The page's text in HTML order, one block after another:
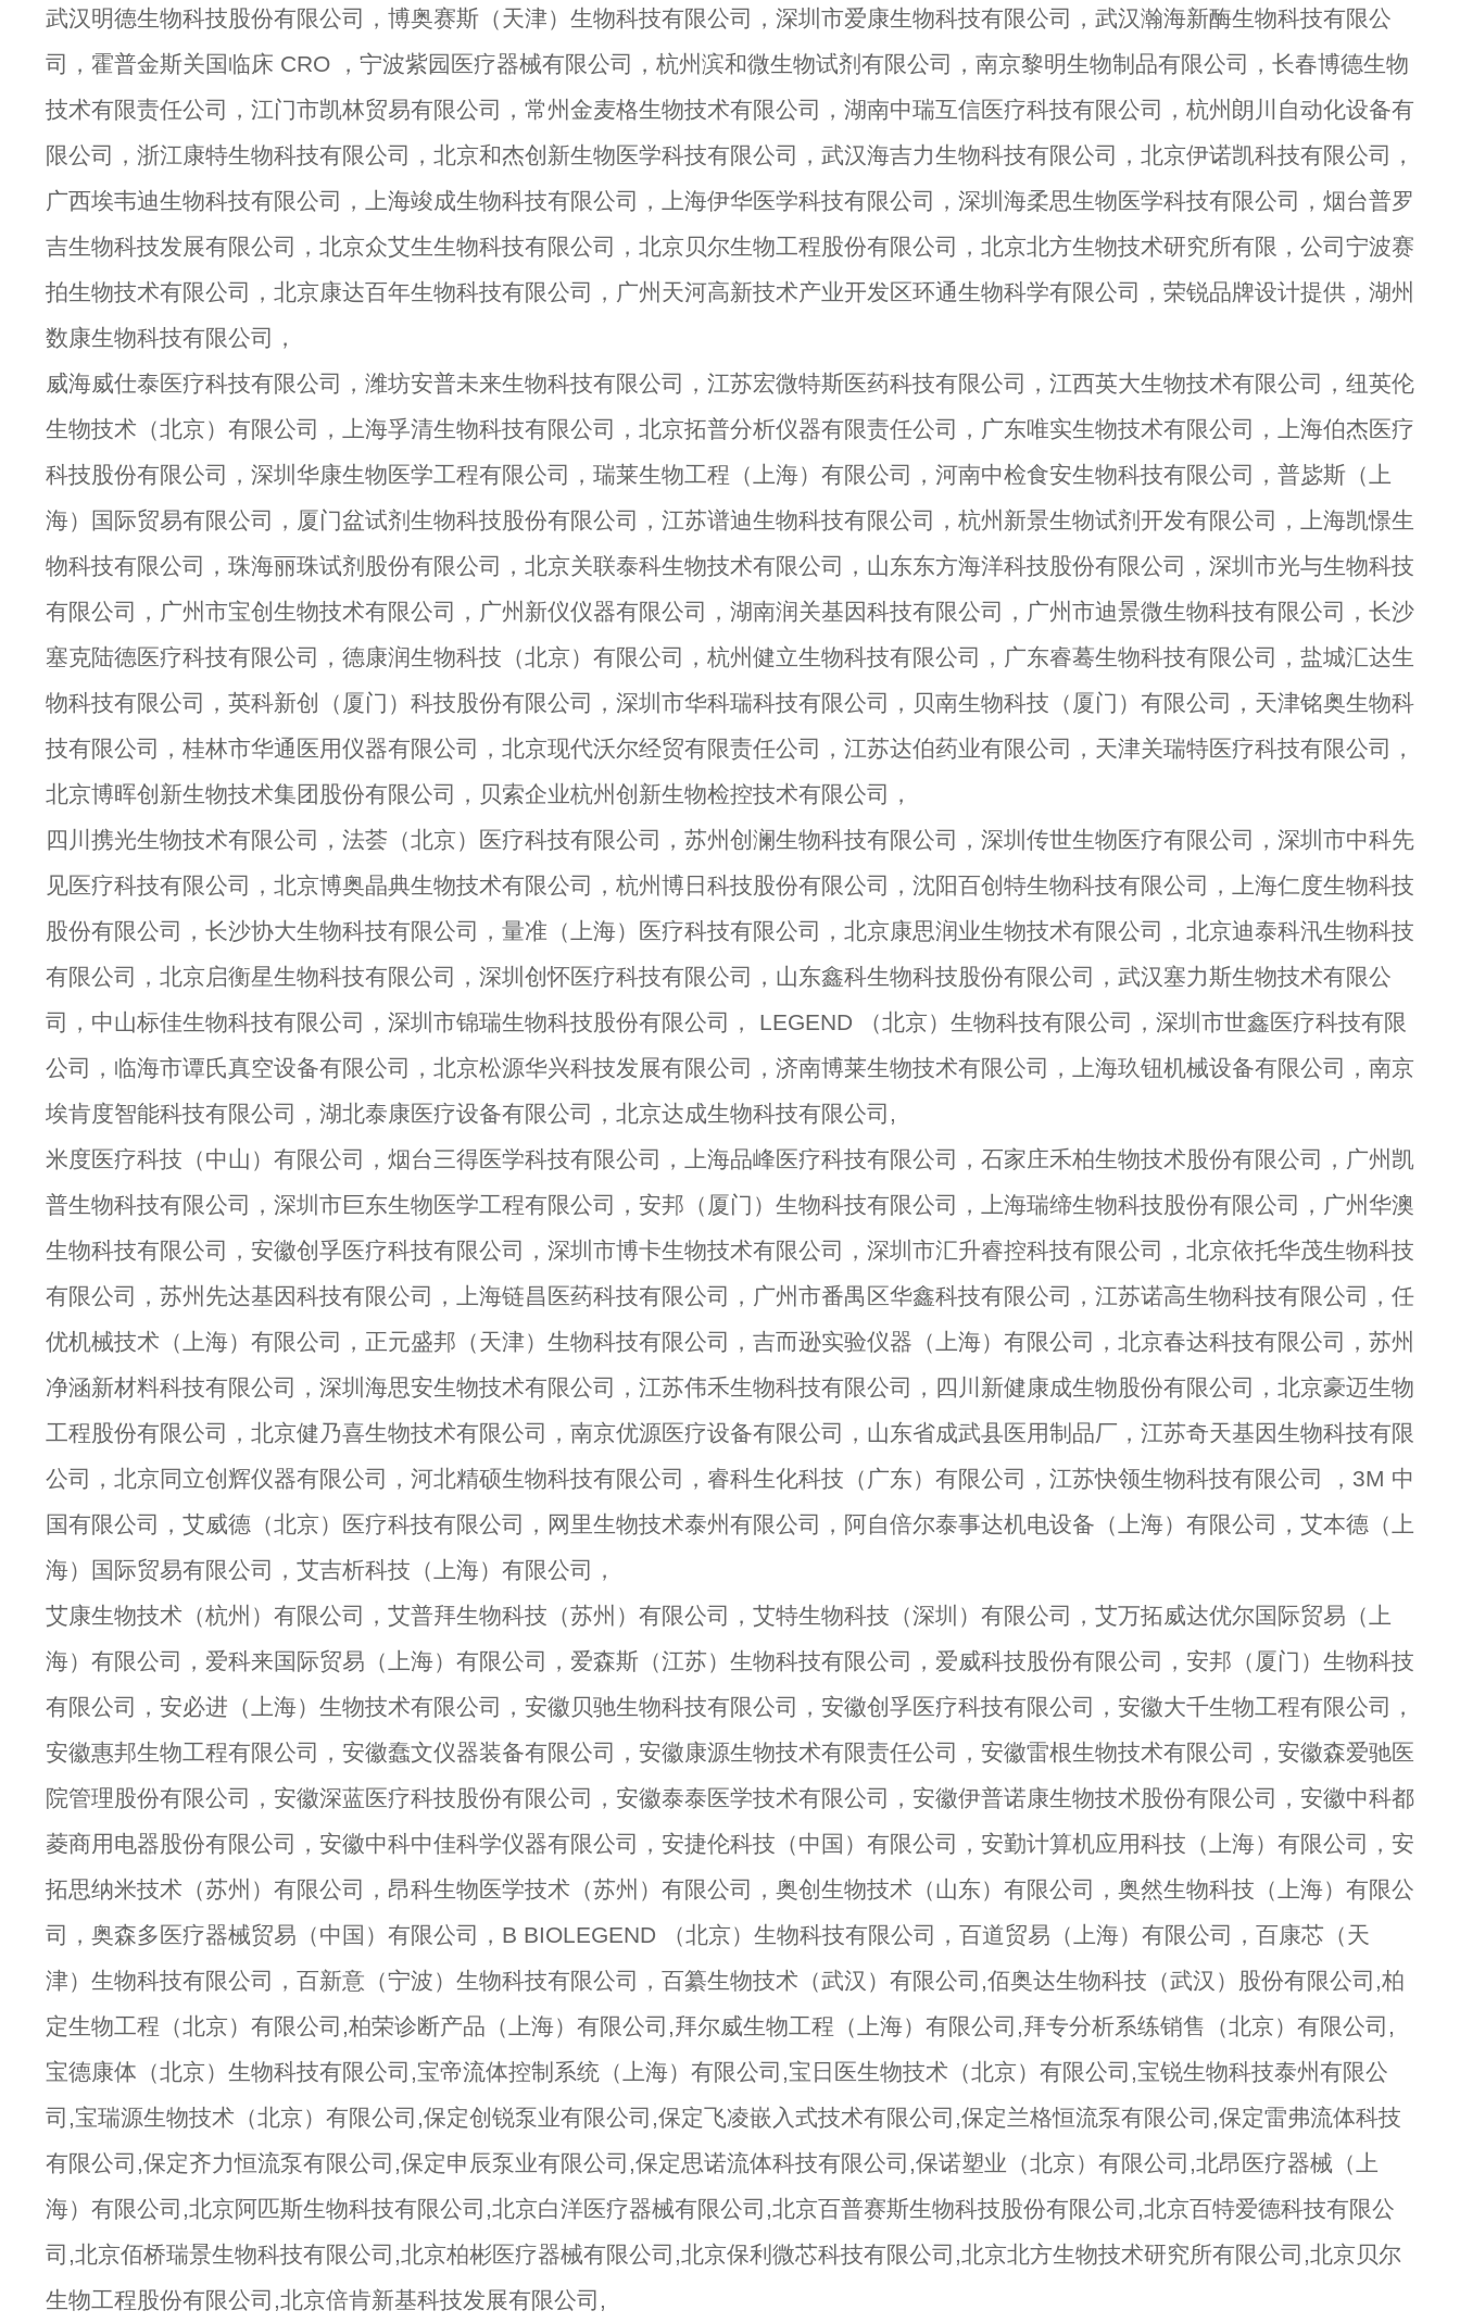
武汉明德生物科技股份有限公司，博奥赛斯（天津）生物科技有限公司，深圳市爱康生物科技有限公司，武汉瀚海新酶生物科技有限公
司，霍普金斯关国临床 CRO ，宁波紫园医疗器械有限公司，杭州滨和微生物试剂有限公司，南京黎明生物制品有限公司，长春博德生物
技术有限责任公司，江门市凯林贸易有限公司，常州金麦格生物技术有限公司，湖南中瑞互信医疗科技有限公司，杭州朗川自动化设备有
限公司，浙江康特生物科技有限公司，北京和杰创新生物医学科技有限公司，武汉海吉力生物科技有限公司，北京伊诺凯科技有限公司，
广西埃韦迪生物科技有限公司，上海竣成生物科技有限公司，上海伊华医学科技有限公司，深圳海柔思生物医学科技有限公司，烟台普罗
吉生物科技发展有限公司，北京众艾生生物科技有限公司，北京贝尔生物工程股份有限公司，北京北方生物技术研究所有限，公司宁波赛
拍生物技术有限公司，北京康达百年生物科技有限公司，广州天河高新技术产业开发区环通生物科学有限公司， 荣锐品牌设计提供 ，湖州
数康生物科技有限公司，
威海威仕泰医疗科技有限公司，潍坊安普未来生物科技有限公司，江苏宏微特斯医药科技有限公司，江西英大生物技术有限公司，纽英伦
生物技术（北京）有限公司，上海孚清生物科技有限公司，北京拓普分析仪器有限责任公司，广东唯实生物技术有限公司，上海伯杰医疗
科技股份有限公司，深圳华康生物医学工程有限公司，瑞莱生物工程（上海）有限公司，河南中检食安生物科技有限公司，普毖斯（上
海）国际贸易有限公司，厦门盆试剂生物科技股份有限公司，江苏谱迪生物科技有限公司，杭州新景生物试剂开发有限公司，上海凯憬生
物科技有限公司，珠海丽珠试剂股份有限公司，北京关联泰科生物技术有限公司，山东东方海洋科技股份有限公司，深圳市光与生物科技
有限公司，广州市宝创生物技术有限公司，广州新仪仪器有限公司，湖南润关基因科技有限公司，广州市迪景微生物科技有限公司，长沙
塞克陆德医疗科技有限公司，德康润生物科技（北京）有限公司，杭州健立生物科技有限公司，广东睿蓦生物科技有限公司，盐城汇达生
物科技有限公司，英科新创（厦门）科技股份有限公司，深圳市华科瑞科技有限公司，贝南生物科技（厦门）有限公司，天津铭奥生物科
技有限公司，桂林市华通医用仪器有限公司，北京现代沃尔经贸有限责任公司，江苏达伯药业有限公司，天津关瑞特医疗科技有限公司，
北京博晖创新生物技术集团股份有限公司，贝索企业杭州创新生物检控技术有限公司，
四川携光生物技术有限公司，法荟（北京）医疗科技有限公司，苏州创澜生物科技有限公司，深圳传世生物医疗有限公司，深圳市中科先
见医疗科技有限公司，北京博奥晶典生物技术有限公司，杭州博日科技股份有限公司，沈阳百创特生物科技有限公司，上海仁度生物科技
股份有限公司，长沙协大生物科技有限公司，量准（上海）医疗科技有限公司，北京康思润业生物技术有限公司，北京迪泰科汛生物科技
有限公司，北京启衡星生物科技有限公司，深圳创怀医疗科技有限公司，山东鑫科生物科技股份有限公司，武汉塞力斯生物技术有限公
司，中山标佳生物科技有限公司，深圳市锦瑞生物科技股份有限公司， LEGEND （北京）生物科技有限公司，深圳市世鑫医疗科技有限
公司，临海市谭氏真空设备有限公司，北京松源华兴科技发展有限公司，济南博莱生物技术有限公司，上海玖钮机械设备有限公司，南京
埃肯度智能科技有限公司，湖北泰康医疗设备有限公司，北京达成生物科技有限公司,
米度医疗科技（中山）有限公司，烟台三得医学科技有限公司，上海品峰医疗科技有限公司，石家庄禾柏生物技术股份有限公司，广州凯
普生物科技有限公司，深圳市巨东生物医学工程有限公司，安邦（厦门）生物科技有限公司，上海瑞缔生物科技股份有限公司，广州华澳
生物科技有限公司，安徽创孚医疗科技有限公司，深圳市博卡生物技术有限公司，深圳市汇升睿控科技有限公司，北京依托华茂生物科技
有限公司，苏州先达基因科技有限公司，上海链昌医药科技有限公司，广州市番禺区华鑫科技有限公司，江苏诺高生物科技有限公司，任
优机械技术（上海）有限公司，正元盛邦（天津）生物科技有限公司，吉而逊实验仪器（上海）有限公司，北京春达科技有限公司，苏州
净涵新材料科技有限公司，深圳海思安生物技术有限公司，江苏伟禾生物科技有限公司，四川新健康成生物股份有限公司，北京豪迈生物
工程股份有限公司，北京健乃喜生物技术有限公司，南京优源医疗设备有限公司，山东省成武县医用制品厂，江苏奇天基因生物科技有限
公司，北京同立创辉仪器有限公司，河北精硕生物科技有限公司，睿科生化科技（广东）有限公司，江苏快领生物科技有限公司 ，3M 中
国有限公司，艾威德（北京）医疗科技有限公司，网里生物技术泰州有限公司，阿自倍尔泰事达机电设备（上海）有限公司，艾本德（上
海）国际贸易有限公司，艾吉析科技（上海）有限公司，
艾康生物技术（杭州）有限公司，艾普拜生物科技（苏州）有限公司，艾特生物科技（深圳）有限公司，艾万拓威达优尔国际贸易（上
海）有限公司，爱科来国际贸易（上海）有限公司，爱森斯（江苏）生物科技有限公司，爱威科技股份有限公司，安邦（厦门）生物科技
有限公司，安必进（上海）生物技术有限公司，安徽贝驰生物科技有限公司，安徽创孚医疗科技有限公司，安徽大千生物工程有限公司，
安徽惠邦生物工程有限公司，安徽蠢文仪器装备有限公司，安徽康源生物技术有限责任公司，安徽雷根生物技术有限公司，安徽森爱驰医
院管理股份有限公司，安徽深蓝医疗科技股份有限公司，安徽泰泰医学技术有限公司，安徽伊普诺康生物技术股份有限公司，安徽中科都
菱商用电器股份有限公司，安徽中科中佳科学仪器有限公司，安捷伦科技（中国）有限公司，安勤计算机应用科技（上海）有限公司，安
拓思纳米技术（苏州）有限公司，昂科生物医学技术（苏州）有限公司，奥创生物技术（山东）有限公司，奥然生物科技（上海）有限公
司，奥森多医疗器械贸易（中国）有限公司，B BIOLEGEND （北京）生物科技有限公司，百道贸易（上海）有限公司，百康芯（天
津）生物科技有限公司，百新意（宁波）生物科技有限公司，百纂生物技术（武汉）有限公司,佰奥达生物科技（武汉）股份有限公司,柏
定生物工程（北京）有限公司,柏荣诊断产品（上海）有限公司,拜尔威生物工程（上海）有限公司,拜专分析系练销售（北京）有限公司,
宝德康体（北京）生物科技有限公司,宝帝流体控制系统（上海）有限公司,宝日医生物技术（北京）有限公司,宝锐生物科技泰州有限公
司,宝瑞源生物技术（北京）有限公司,保定创锐泵业有限公司,保定飞凌嵌入式技术有限公司,保定兰格恒流泵有限公司,保定雷弗流体科技
有限公司,保定齐力恒流泵有限公司,保定申辰泵业有限公司,保定思诺流体科技有限公司,保诺塑业（北京）有限公司,北昂医疗器械（上
海）有限公司,北京阿匹斯生物科技有限公司,北京白洋医疗器械有限公司,北京百普赛斯生物科技股份有限公司,北京百特爱德科技有限公
司,北京佰桥瑞景生物科技有限公司,北京柏彬医疗器械有限公司,北京保利微芯科技有限公司,北京北方生物技术研究所有限公司,北京贝尔
生物工程股份有限公司,北京倍肯新基科技发展有限公司,